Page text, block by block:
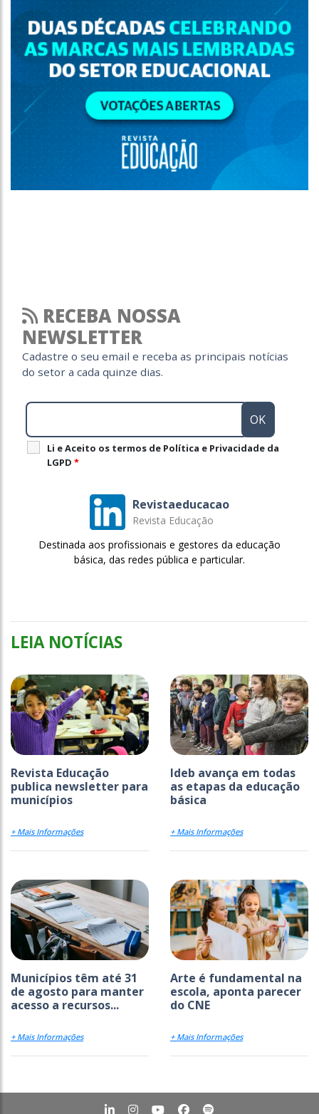
RECEBA NOSSA
NEWSLETTER
Cadastre o seu email e receba as principais notícias
do setor a cada quinze dias.
Li e Aceito os termos de Política e Privacidade da
LGPD *
Revistaeducacao
Revista Educação
Destinada aos profissionais e gestores da educação
básica, das redes pública e particular.
LEIA NOTÍCIAS
Revista Educação
publica newsletter para
municípios
+ Mais Informações
Ideb avança em todas
as etapas da educação
básica
+ Mais Informações
Municípios têm até 31
de agosto para manter
acesso a recursos...
+ Mais Informações
Arte é fundamental na
escola, aponta parecer
do CNE
+ Mais Informações